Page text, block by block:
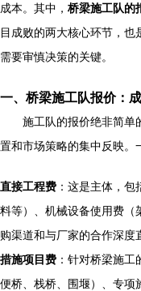
成本。其中， 桥梁施工队的
目成败的两大核心环节，
需要审慎决策的关键。
一、桥梁施工队报价：
施工队的报价绝非简单
置和市场策略的集中反映。
直接工程费 ：这是主体，
料等）、机械设备使用费（
购渠道和与厂家的合作深度
措施项目费 ：针对桥梁施
便桥、栈桥、围堰）、专项